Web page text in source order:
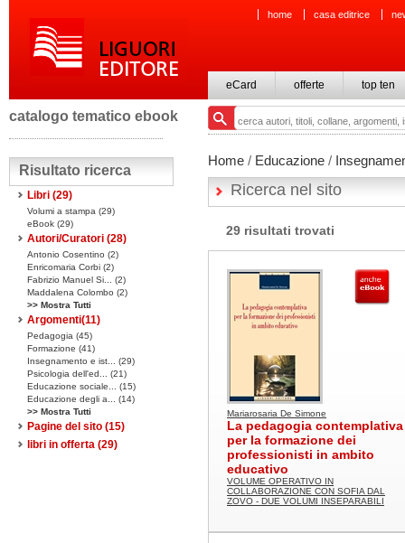
home casa editrice
eCard offerte top ten
catalogo tematico ebook
Risultato ricerca
Libri (29)
Volumi a stampa (29)
eBook (29)
Autori/Curatori (28)
Antonio Cosentino (2)
Enricomaria Corbi (2)
Fabrizio Manuel Si... (2)
Maddalena Colombo (2)
>> Mostra Tutti
Argomenti(11)
Pedagogia (45)
Formazione (41)
Insegnamento e ist... (29)
Psicologia dell'ed... (21)
Educazione sociale... (15)
Educazione degli a... (14)
>> Mostra Tutti
Pagine del sito (15)
libri in offerta (29)
Home / Educazione /
Ricerca nel sito
29 risultati trovati
Mariarosaria De Simone
La pedagogia contemplativa
per la formazione dei
professionisti in ambito
educativo
VOLUME OPERATIVO IN
COLLABORAZIONE CON SOFIA DAL
ZOVO - DUE VOLUMI INSEPARABILI